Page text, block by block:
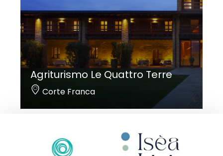
Agriturismo Le Quattro Terre
Corte Franca